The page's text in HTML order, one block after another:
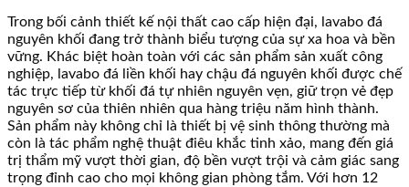
Trong bối cảnh thiết kế nội thất cao cấp hiện đại, lavabo đá
nguyên khối đang trở thành biểu tượng của sự xa hoa và bền
vững. Khác biệt hoàn toàn với các sản phẩm sản xuất công
nghiệp, lavabo đá liền khối hay chậu đá nguyên khối được chế
tác trực tiếp từ khối đá tự nhiên nguyên vẹn, giữ trọn vẻ đẹp
nguyên sơ của thiên nhiên qua hàng triệu năm hình thành.
Sản phẩm này không chỉ là thiết bị vệ sinh thông thường mà
còn là tác phẩm nghệ thuật điêu khắc tinh xảo, mang đến giá
trị thẩm mỹ vượt thời gian, độ bền vượt trội và cảm giác sang
trọng đỉnh cao cho mọi không gian phòng tắm. Với hơn 12